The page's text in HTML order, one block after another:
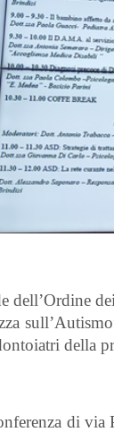
dell’Ordine
della
di